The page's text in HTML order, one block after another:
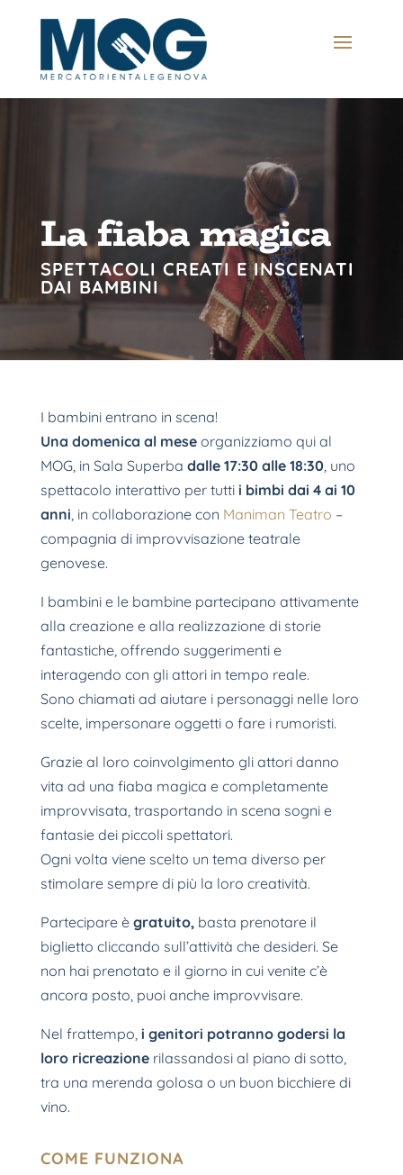
La fiaba magica
SPETTACOLI CREATI E INSCENATI
DAI BAMBINI
I bambini entrano in scena!
Una domenica al meseorganizziamo qui al
MOG, in Sala Superba dalle 17:30 alle 18:30, uno
spettacolo interattivo per tutti i bimbi dai 4 ai 10
anni, in collaborazione con Maniman Teatro –
compagnia di improvvisazione teatrale
genovese.
I bambini e le bambine partecipano attivamente
alla creazione e alla realizzazione di storie
fantastiche, offrendo suggerimenti e
interagendo con gli attori in tempo reale.
Sono chiamati ad aiutare i personaggi nelle loro
scelte, impersonare oggetti o fare i rumoristi.
Grazie al loro coinvolgimento gli attori danno
vita ad una fiaba magica e completamente
improvvisata, trasportando in scena sogni e
fantasie dei piccoli spettatori.
Ogni volta viene scelto un tema diverso per
stimolare sempre di più la loro creatività.
Partecipare è gratuito, basta prenotare il
biglietto cliccando sull’attività che desideri. Se
non hai prenotato e il giorno in cui venite c’è
ancora posto, puoi anche improvvisare.
Nel frattempo, i genitori potranno godersi la
loro ricreazionerilassandosi al piano di sotto,
tra una merenda golosa o un buon bicchiere di
vino.
COME FUNZIONA